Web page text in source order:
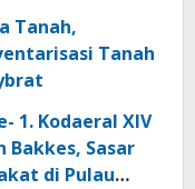
Tanah,
Tanah
1. Kodaeral XIV
Bakkes, Sasar
di Pulau